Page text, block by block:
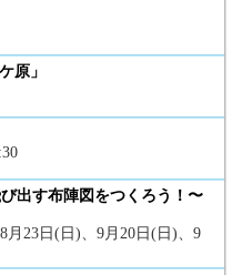
原」
出す布陣図をつくろう！〜
月23日(日)、9月20日(日)、9